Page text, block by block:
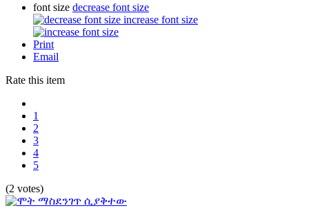
font size decrease font size
increase font size
Print
Email
Rate this item
1
2
3
4
5
(2 votes)